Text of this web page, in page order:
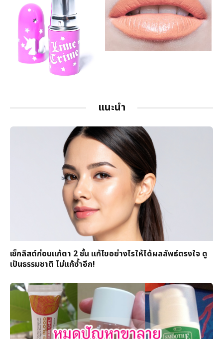
แนะนำ
เช็กลิสต์ก่อนแก้ตา 2 ชั้น แก้ไขอย่างไรให้ได้ผลลัพธ์ตรงใจ ดู
เป็นธรรมชาติ ไม่แก้ซ้ำอีก!